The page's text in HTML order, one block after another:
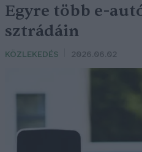
Egyre több e-
sztrádáin
KÖZLEKEDÉS 2026.06.02